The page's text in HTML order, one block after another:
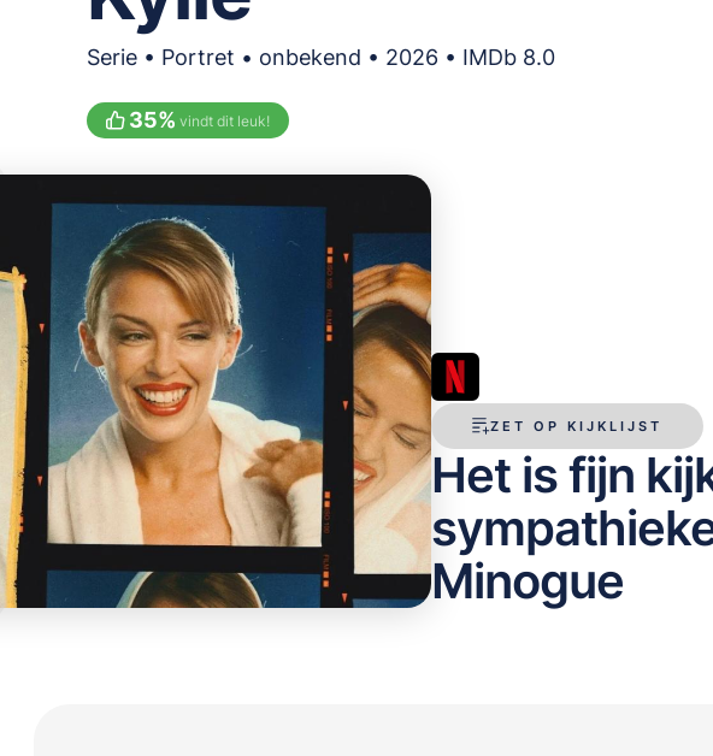
Serie • Portret • onbekend • 2026 • IMDb 8.0
35% vindt dit leuk!
ZET OP KIJKLIJST
Het is fijn
Minogue